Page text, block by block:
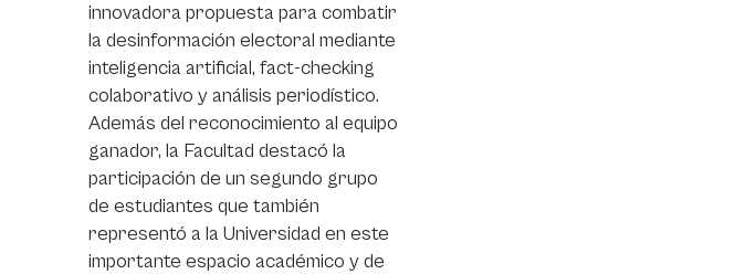
innovadora propuesta para combatir
la desinformación electoral mediante
inteligencia artificial, fact-checking
colaborativo y análisis periodístico.
Además del reconocimiento al equipo
ganador, la Facultad destacó la
participación de un segundo grupo
de estudiantes que también
representó a la Universidad en este
importante espacio académico y de